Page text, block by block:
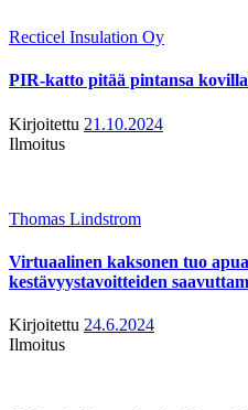
Recticel Insulation Oy
PIR-katto pitää pintansa
Kirjoitettu 21.10.2024
Ilmoitus
Thomas Lindstrom
Virtuaalinen kaksonen tuo
kestävyystavoitteiden
Kirjoitettu 24.6.2024
Ilmoitus